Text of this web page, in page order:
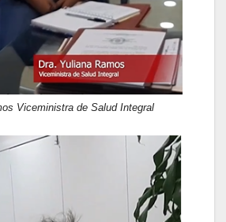
Viceministra de Salud Integral